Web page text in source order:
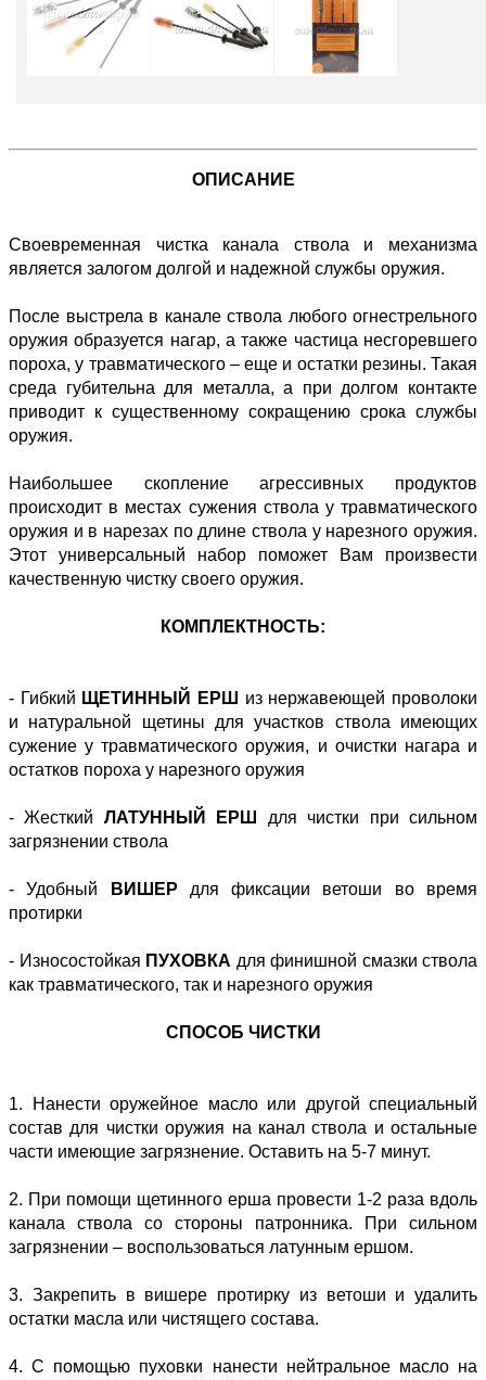
ОПИСАНИЕ
Своевременная чистка канала ствола и механизма
является залогом долгой и надежной службы оружия.
После выстрела в канале ствола любого огнестрельного
оружия образуется нагар, а также частица несгоревшего
пороха, у травматического – еще и остатки резины. Такая
среда губительна для металла, а при долгом контакте
приводит к существенному сокращению срока службы
оружия.
Наибольшее скопление агрессивных продуктов
происходит в местах сужения ствола у травматического
оружия и в нарезах по длине ствола у нарезного оружия.
Этот универсальный набор поможет Вам произвести
качественную чистку своего оружия.
КОМПЛЕКТНОСТЬ:
- Гибкий ЩЕТИННЫЙ ЕРШ из нержавеющей проволоки
и натуральной щетины для участков ствола имеющих
сужение у травматического оружия, и очистки нагара и
остатков пороха у нарезного оружия
- Жесткий ЛАТУННЫЙ ЕРШ
для чистки при сильном
загрязнении ствола
- Удобный ВИШЕР для фиксации ветоши во время
протирки
- Износостойкая ПУХОВКА для финишной смазки ствола
как травматического, так и нарезного оружия
СПОСОБ ЧИСТКИ
1. Нанести оружейное масло или другой специальный
состав для чистки оружия на канал ствола и остальные
части имеющие загрязнение. Оставить на 5-7 минут.
2. При помощи щетинного ерша провести 1-2 раза вдоль
канала ствола со стороны патронника. При сильном
загрязнении – воспользоваться латунным ершом.
3. Закрепить в вишере протирку из ветоши и удалить
остатки масла или чистящего состава.
4. С помощью пуховки нанести нейтральное масло на